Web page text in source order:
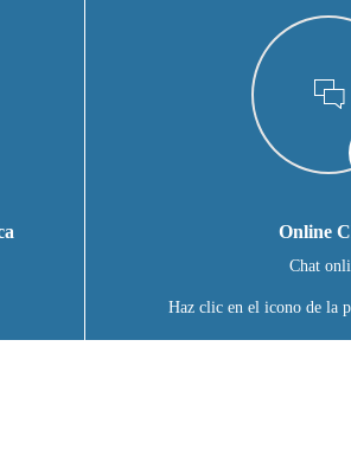
Online
Chat
Haz clic en el icono de la